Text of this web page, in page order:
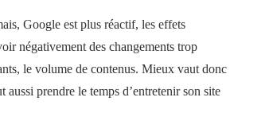
Google est plus réactif, les effets
négativement des changements trop
le volume de contenus. Mieux vaut donc
prendre le temps d’entretenir son site